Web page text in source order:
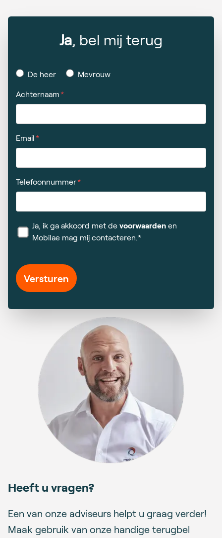
Heeft u vragen?
Een van onze adviseurs helpt u graag verder!
Maak gebruik van onze handige terugbel
Ja, bel mij terug
De heer Mevrouw
Achternaam
Email
Telefoonnummer
Ja, ik ga akkoord met de voorwaarden en
Mobilae mag mij contacteren.*
Versturen